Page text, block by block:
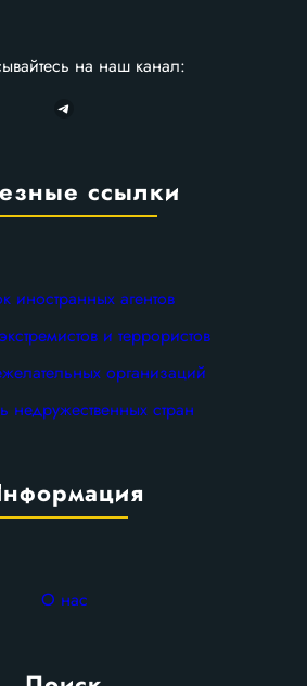
на наш канал:
Telegram
ссылки
иностранных агентов
и террористов
организаций
недружественных стран
О нас